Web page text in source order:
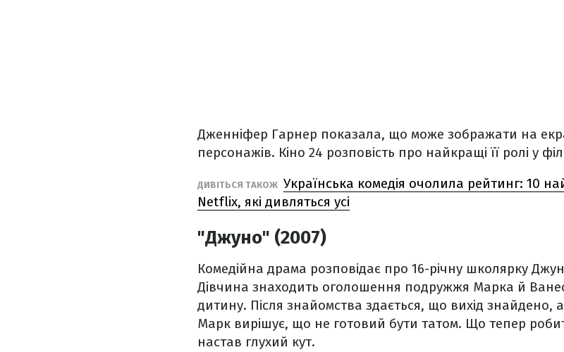
Дженніфер Гарнер показала, що може зображати на
персонажів. Кіно 24 розповість про найкращі її ролі у
ДИВІТЬСЯ ТАКОЖ Українська комедія очолила рейтинг: 10
Netflix, які дивляться усі
"Джуно" (2007)
Комедійна драма розповідає про 16-річну школярку
Дівчина знаходить оголошення подружжя Марка й
дитину. Після знайомства здається, що вихід знайдено,
Марк вирішує, що не готовий бути татом. Що тепер
настав глухий кут.